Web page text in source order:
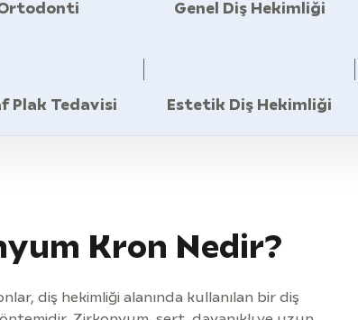
Genel Diş Hekimliği
Plak Tedavisi Estetik Diş Hekimliği
Kron Nedir?
diş hekimliği alanında kullanılan bir diş